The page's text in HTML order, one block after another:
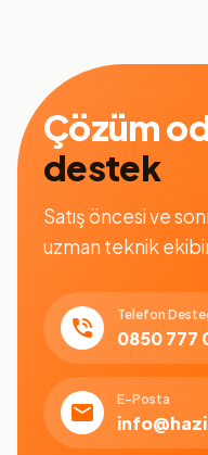
Çözüm
destek
Satış öncesi ve
uzman teknik
Telefon
0850 777
E-Posta